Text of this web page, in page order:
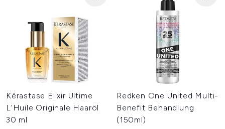
Kérastase Elixir Ultime
L'Huile Originale Haaröl
30 ml
Redken One United Multi-
Benefit Behandlung
(150ml)